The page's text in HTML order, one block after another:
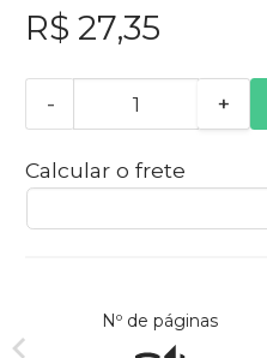
R$ 27,35
- +
Calcular o frete
Nº de páginas